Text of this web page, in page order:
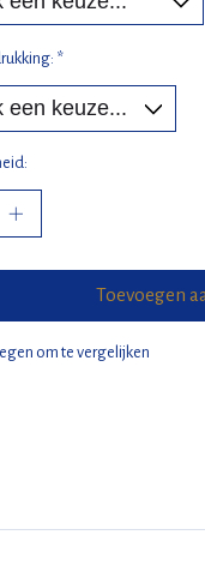
*
Toevoegen
om te vergelijken